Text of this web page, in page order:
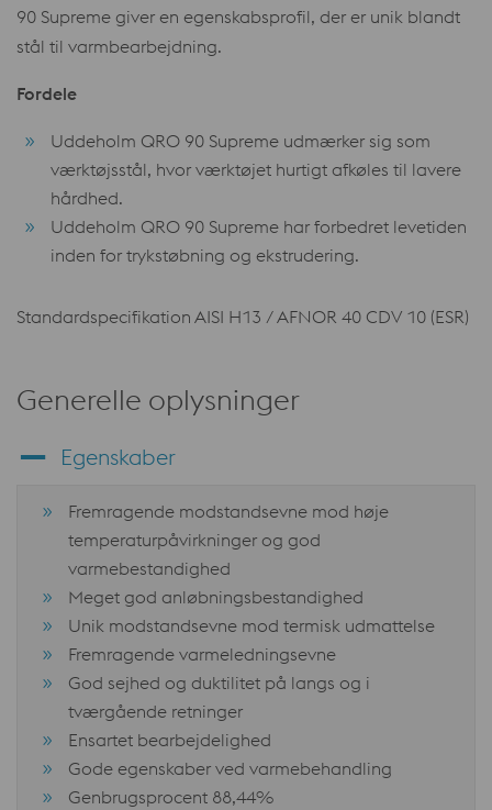
90 Supreme giver en egenskabsprofil, der er unik blandt
stål til varmbearbejdning.
Fordele
Uddeholm QRO 90 Supreme udmærker sig som
værktøjsstål, hvor værktøjet hurtigt afkøles til lavere
hårdhed.
Uddeholm QRO 90 Supreme har forbedret levetiden
inden for trykstøbning og ekstrudering.
Standardspecifikation AISI H13 / AFNOR 40 CDV 10 (ESR)
Generelle oplysninger
Egenskaber
Fremragende modstandsevne mod høje
temperaturpåvirkninger og god
varmebestandighed
Meget god anløbningsbestandighed
Unik modstandsevne mod termisk udmattelse
Fremragende varmeledningsevne
God sejhed og duktilitet på langs og i
tværgående retninger
Ensartet bearbejdelighed
Gode egenskaber ved varmebehandling
Genbrugsprocent 88,44%